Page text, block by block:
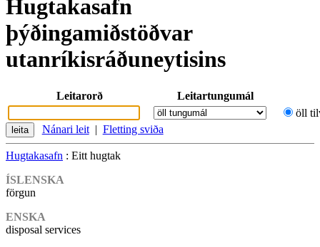
Hugtakasafn
þýðingamiðstöðvar
utanríkisráðuneytisins
Leitarorð
Leitartungumál
öll
Nánari leit| Fletting sviða
Hugtakasafn : Eitt hugtak
ÍSLENSKA
förgun
ENSKA
disposal services